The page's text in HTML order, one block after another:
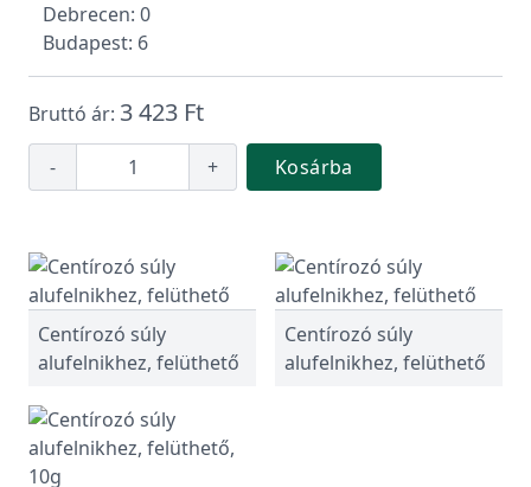
Debrecen: 0
Budapest: 6
Bruttó ár: 3 423 Ft
- + Kosárba
Centírozó súly
alufelnikhez, felüthető
Centírozó súly
alufelnikhez, felüthető